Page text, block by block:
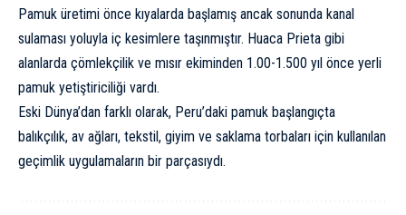
Pamuk üretimi önce kıyalarda başlamış ancak sonunda kanal
sulaması yoluyla iç kesimlere taşınmıştır. Huaca Prieta gibi
alanlarda çömlekçilik ve mısır ekiminden 1.00-1.500 yıl önce yerli
pamuk yetiştiriciliği vardı.
Eski Dünya’dan farklı olarak, Peru’daki pamuk başlangıçta
balıkçılık, av ağları, tekstil, giyim ve saklama torbaları için kullanılan
geçimlik uygulamaların bir parçasıydı.